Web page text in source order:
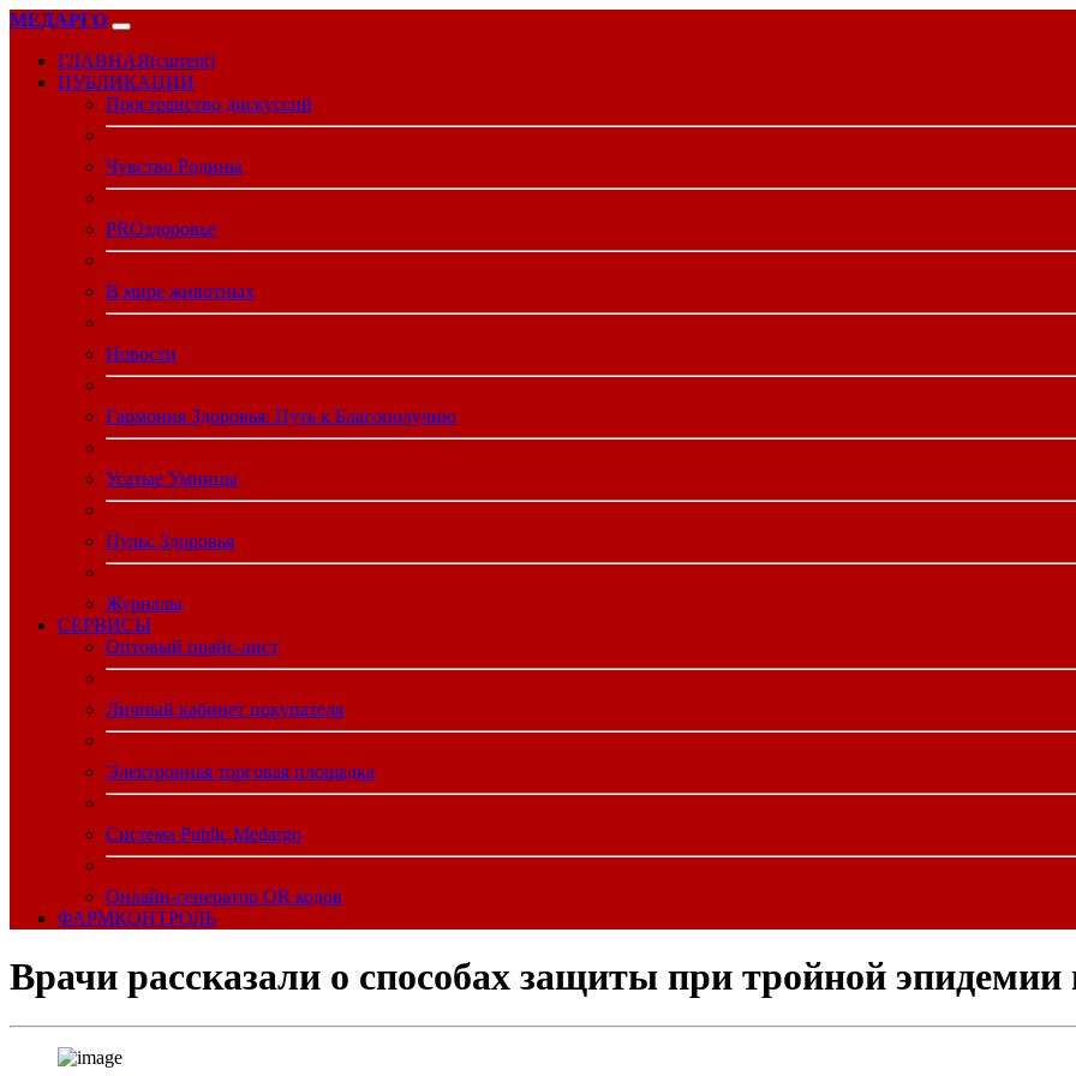
МЕДАРГО
ГЛАВНАЯ(current)
ПУБЛИКАЦИИ
Пространство дискуссий
Чувство Родины
PROздоровье
В мире животных
Новости
Гармония Здоровья: Путь к Благополучию
Усатые Умницы
Пульс Здоровья
Журналы
CЕРВИСЫ
Оптовый прайс-лист
Личный кабинет покупателя
Электронная торговая площадка
Система Public.Medargo
Онлайн-генератор QR кодов
ФАРМКОНТРОЛЬ
Врачи рассказали о способах защиты при тройной эпидемии